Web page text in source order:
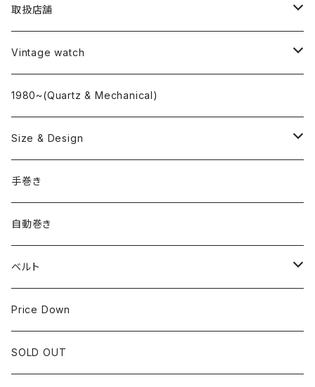
取扱店舗
L o'clock
"delve"
Vintage watch
海外ブランド
OMEGA
ROLEX
国産ブランド
SEIKO
CITIZEN
1980~(Quartz & Mechanical)
Size & Design
~24.9mm
25mm~29.9mm
30mm~34.9mm
35mm~39.9mm
40mm~
手巻き
自動巻き
ベルト
HIRSCHベルト
SSブレスレット
Price Down
SOLD OUT